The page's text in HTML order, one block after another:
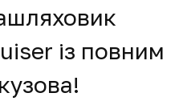
із повним